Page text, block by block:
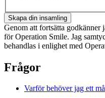
Skapa din insamling
Genom att fortsätta godkänner
för Operation Smile. Jag
behandlas i enlighet med
Frågor
Varför behöver jag ett